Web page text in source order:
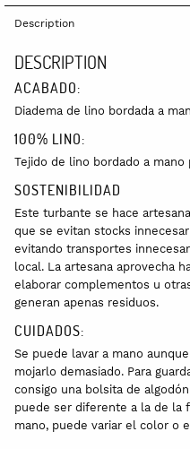
Description
DESCRIPTION
ACABADO:
Diadema de lino bordada a
100% LINO:
Tejido de lino bordado a mano
SOSTENIBILIDAD
Este turbante se hace
que se evitan stocks
evitando transportes
local. La artesana aprovecha
elaborar complementos u
generan apenas residuos.
CUIDADOS:
Se puede lavar a mano
mojarlo demasiado. Para
consigo una bolsita de
puede ser diferente a la de la
mano, puede variar el color o